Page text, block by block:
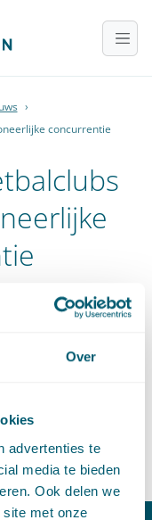
Over
advertenties te
media te bieden
Ook delen we
met onze
›
concurrentie
hebben
wel. Maar
clubs? Allard
verscheen.